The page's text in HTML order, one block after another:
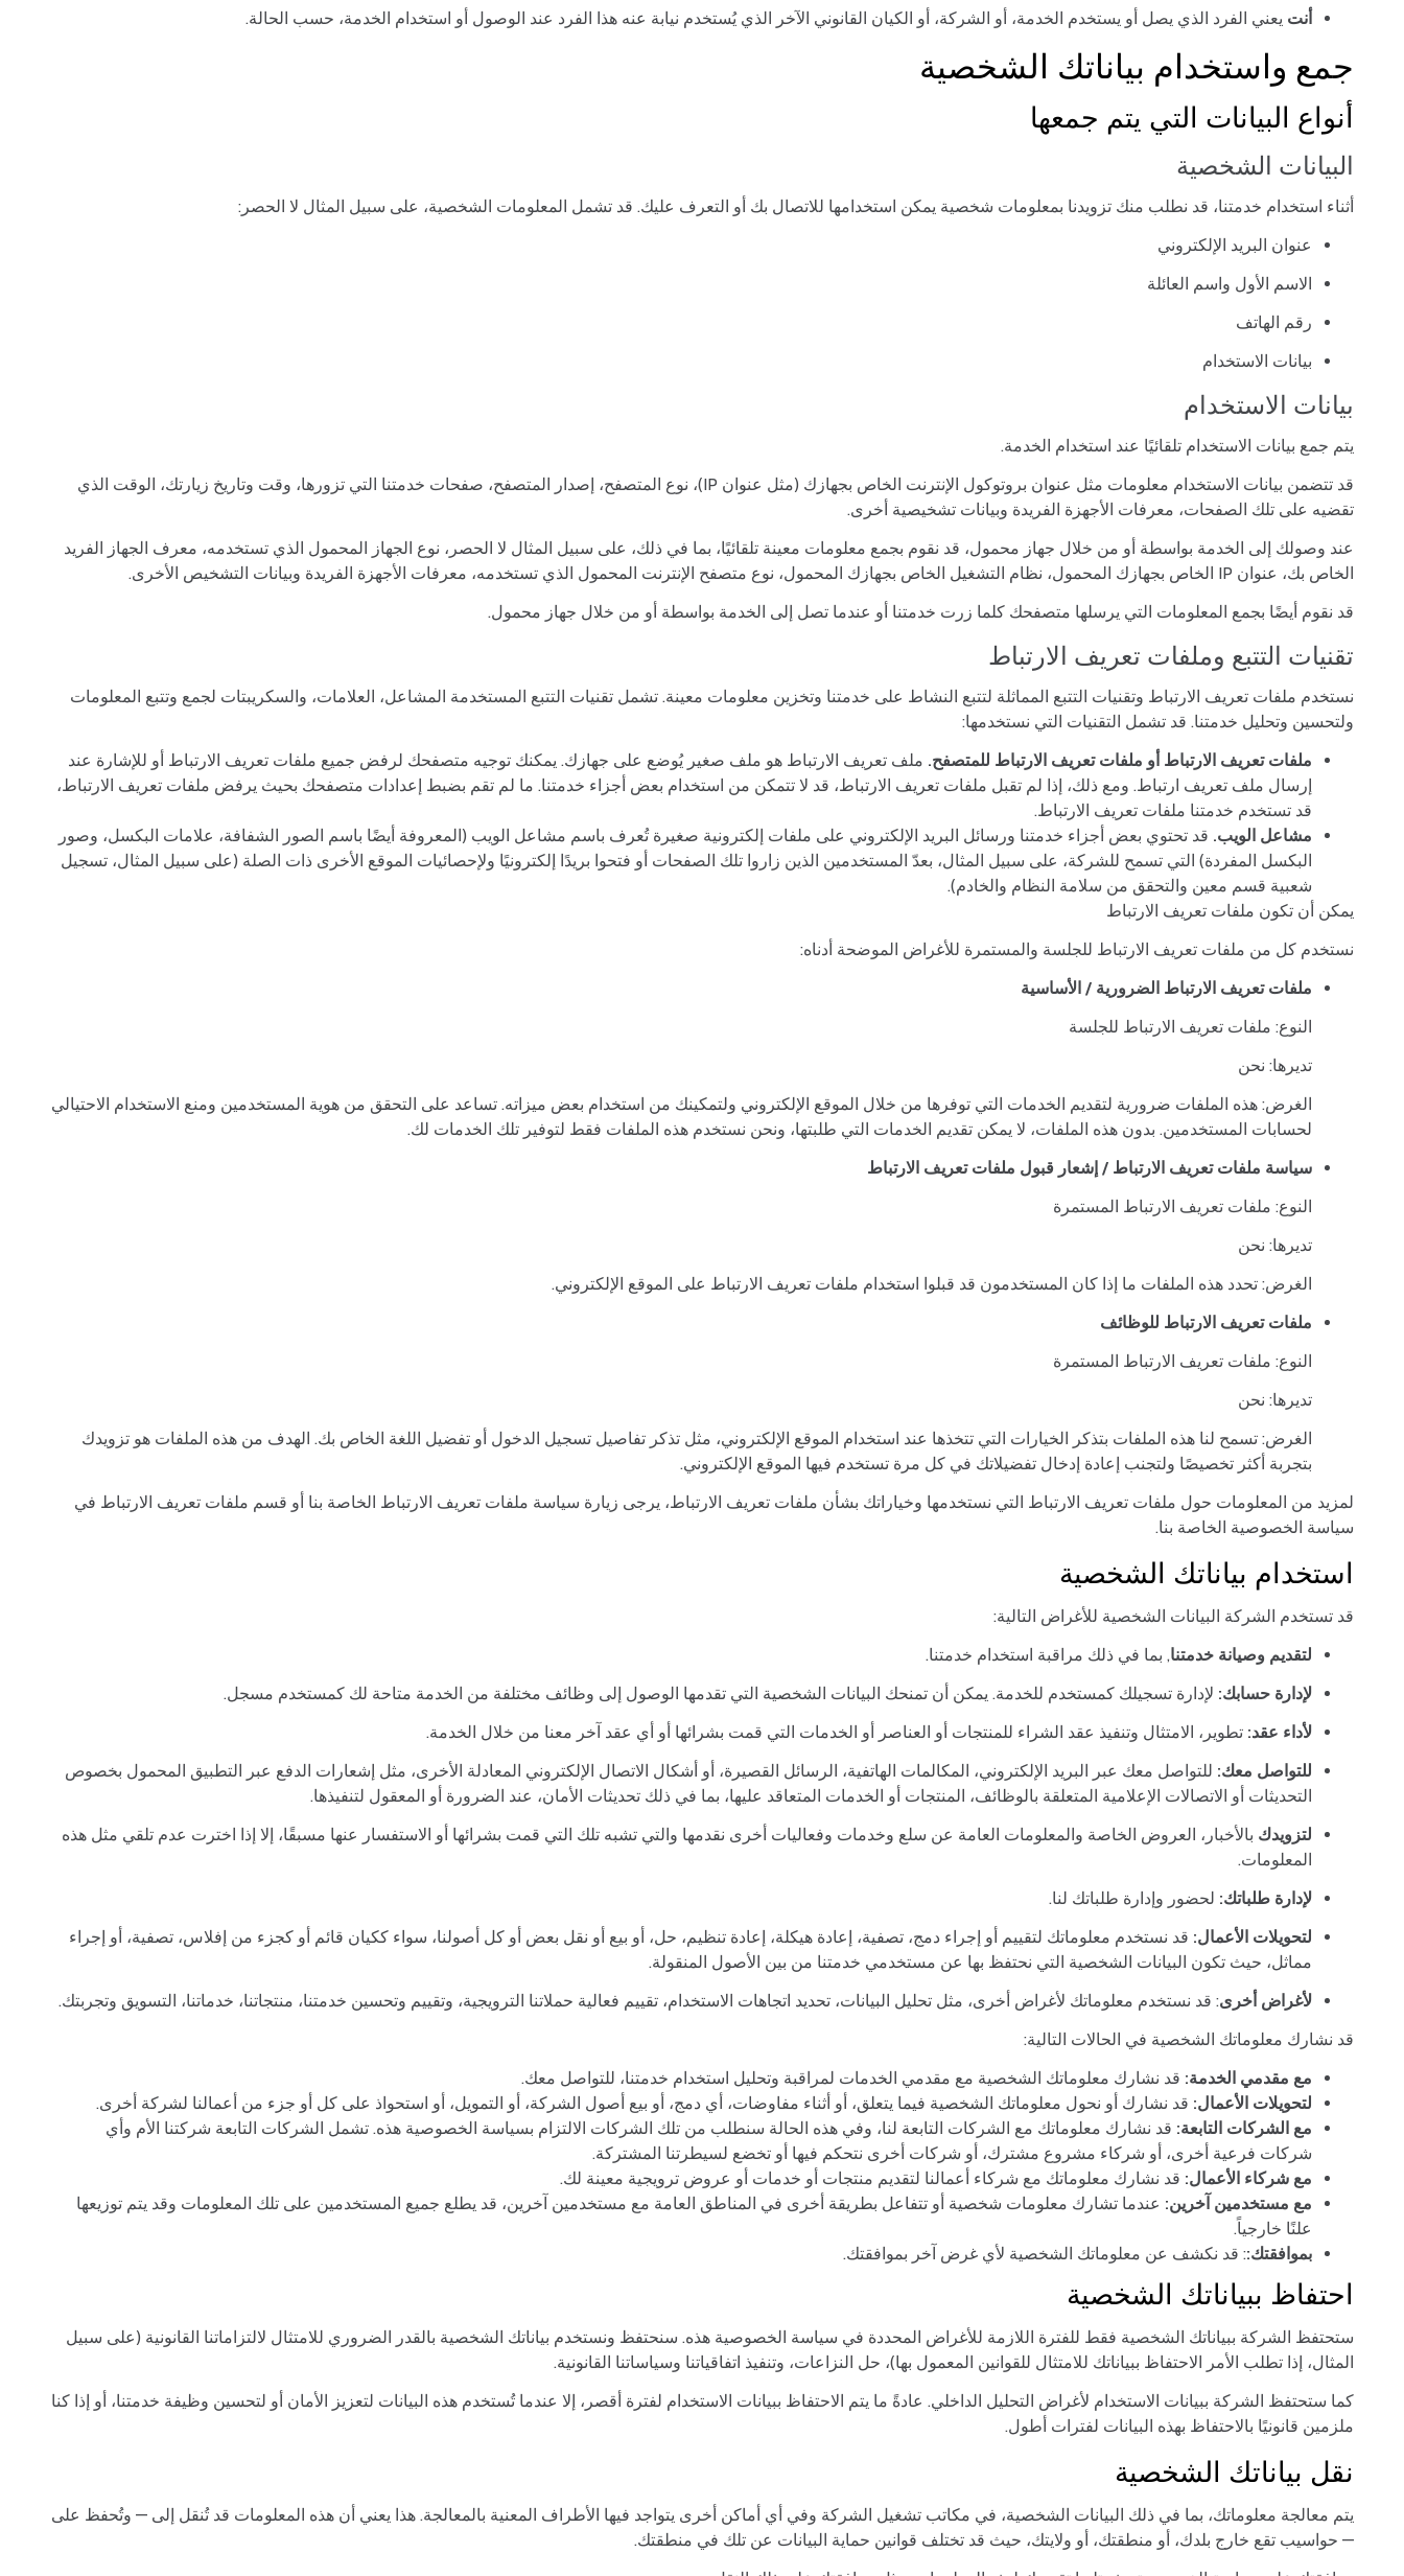
أنت يعني الفرد الذي يصل أو يستخدم الخدمة، أو الشركة، أو الكيان القانوني الآخر الذي يُستخدم نيابة عنه هذا الفرد عند الوصول أو استخدام الخدمة، حسب الحالة.
جمع واستخدام بياناتك الشخصية
أنواع البيانات التي يتم جمعها
البيانات الشخصية
أثناء استخدام خدمتنا، قد نطلب منك تزويدنا بمعلومات شخصية يمكن استخدامها للاتصال بك أو التعرف عليك. قد تشمل المعلومات الشخصية، على سبيل المثال لا الحصر:
عنوان البريد الإلكتروني
الاسم الأول واسم العائلة
رقم الهاتف
بيانات الاستخدام
بيانات الاستخدام
يتم جمع بيانات الاستخدام تلقائيًا عند استخدام الخدمة.
قد تتضمن بيانات الاستخدام معلومات مثل عنوان بروتوكول الإنترنت الخاص بجهازك (مثل عنوان IP)، نوع المتصفح، إصدار المتصفح، صفحات خدمتنا التي تزورها، وقت وتاريخ زيارتك، الوقت الذي
تقضيه على تلك الصفحات، معرفات الأجهزة الفريدة وبيانات تشخيصية أخرى.
عند وصولك إلى الخدمة بواسطة أو من خلال جهاز محمول، قد نقوم بجمع معلومات معينة تلقائيًا، بما في ذلك، على سبيل المثال لا الحصر، نوع الجهاز المحمول الذي تستخدمه، معرف الجهاز الفريد
الخاص بك، عنوان IP الخاص بجهازك المحمول، نظام التشغيل الخاص بجهازك المحمول، نوع متصفح الإنترنت المحمول الذي تستخدمه، معرفات الأجهزة الفريدة وبيانات التشخيص الأخرى.
قد نقوم أيضًا بجمع المعلومات التي يرسلها متصفحك كلما زرت خدمتنا أو عندما تصل إلى الخدمة بواسطة أو من خلال جهاز محمول.
تقنيات التتبع وملفات تعريف الارتباط
نستخدم ملفات تعريف الارتباط وتقنيات التتبع المماثلة لتتبع النشاط على خدمتنا وتخزين معلومات معينة. تشمل تقنيات التتبع المستخدمة المشاعل، العلامات، والسكريبتات لجمع وتتبع المعلومات
ولتحسين وتحليل خدمتنا. قد تشمل التقنيات التي نستخدمها:
ملفات تعريف الارتباط أو ملفات تعريف الارتباط للمتصفح. ملف تعريف الارتباط هو ملف صغير يُوضع على جهازك. يمكنك توجيه متصفحك لرفض جميع ملفات تعريف الارتباط أو للإشارة عند
إرسال ملف تعريف ارتباط. ومع ذلك، إذا لم تقبل ملفات تعريف الارتباط، قد لا تتمكن من استخدام بعض أجزاء خدمتنا. ما لم تقم بضبط إعدادات متصفحك بحيث يرفض ملفات تعريف الارتباط،
قد تستخدم خدمتنا ملفات تعريف الارتباط.
مشاعل الويب. قد تحتوي بعض أجزاء خدمتنا ورسائل البريد الإلكتروني على ملفات إلكترونية صغيرة تُعرف باسم مشاعل الويب (المعروفة أيضًا باسم الصور الشفافة، علامات البكسل، وصور
البكسل المفردة) التي تسمح للشركة، على سبيل المثال، بعدّ المستخدمين الذين زاروا تلك الصفحات أو فتحوا بريدًا إلكترونيًا ولإحصائيات الموقع الأخرى ذات الصلة (على سبيل المثال، تسجيل
شعبية قسم معين والتحقق من سلامة النظام والخادم).
يمكن أن تكون ملفات تعريف الارتباط
نستخدم كل من ملفات تعريف الارتباط للجلسة والمستمرة للأغراض الموضحة أدناه:
ملفات تعريف الارتباط الضرورية / الأساسية
النوع: ملفات تعريف الارتباط للجلسة
تديرها: نحن
الغرض: هذه الملفات ضرورية لتقديم الخدمات التي توفرها من خلال الموقع الإلكتروني ولتمكينك من استخدام بعض ميزاته. تساعد على التحقق من هوية المستخدمين ومنع الاستخدام الاحتيالي
لحسابات المستخدمين. بدون هذه الملفات، لا يمكن تقديم الخدمات التي طلبتها، ونحن نستخدم هذه الملفات فقط لتوفير تلك الخدمات لك.
سياسة ملفات تعريف الارتباط / إشعار قبول ملفات تعريف الارتباط
النوع: ملفات تعريف الارتباط المستمرة
تديرها: نحن
الغرض: تحدد هذه الملفات ما إذا كان المستخدمون قد قبلوا استخدام ملفات تعريف الارتباط على الموقع الإلكتروني.
ملفات تعريف الارتباط للوظائف
النوع: ملفات تعريف الارتباط المستمرة
تديرها: نحن
الغرض: تسمح لنا هذه الملفات بتذكر الخيارات التي تتخذها عند استخدام الموقع الإلكتروني، مثل تذكر تفاصيل تسجيل الدخول أو تفضيل اللغة الخاص بك. الهدف من هذه الملفات هو تزويدك
بتجربة أكثر تخصيصًا ولتجنب إعادة إدخال تفضيلاتك في كل مرة تستخدم فيها الموقع الإلكتروني.
لمزيد من المعلومات حول ملفات تعريف الارتباط التي نستخدمها وخياراتك بشأن ملفات تعريف الارتباط، يرجى زيارة سياسة ملفات تعريف الارتباط الخاصة بنا أو قسم ملفات تعريف الارتباط في
سياسة الخصوصية الخاصة بنا.
استخدام بياناتك الشخصية
قد تستخدم الشركة البيانات الشخصية للأغراض التالية:
لتقديم وصيانة خدمتنا, بما في ذلك مراقبة استخدام خدمتنا.
لإدارة حسابك: لإدارة تسجيلك كمستخدم للخدمة. يمكن أن تمنحك البيانات الشخصية التي تقدمها الوصول إلى وظائف مختلفة من الخدمة متاحة لك كمستخدم مسجل.
لأداء عقد: تطوير، الامتثال وتنفيذ عقد الشراء للمنتجات أو العناصر أو الخدمات التي قمت بشرائها أو أي عقد آخر معنا من خلال الخدمة.
للتواصل معك: للتواصل معك عبر البريد الإلكتروني، المكالمات الهاتفية، الرسائل القصيرة، أو أشكال الاتصال الإلكتروني المعادلة الأخرى، مثل إشعارات الدفع عبر التطبيق المحمول بخصوص
التحديثات أو الاتصالات الإعلامية المتعلقة بالوظائف، المنتجات أو الخدمات المتعاقد عليها، بما في ذلك تحديثات الأمان، عند الضرورة أو المعقول لتنفيذها.
لتزويدك بالأخبار، العروض الخاصة والمعلومات العامة عن سلع وخدمات وفعاليات أخرى نقدمها والتي تشبه تلك التي قمت بشرائها أو الاستفسار عنها مسبقًا، إلا إذا اخترت عدم تلقي مثل هذه
المعلومات.
لإدارة طلباتك: لحضور وإدارة طلباتك لنا.
لتحويلات الأعمال: قد نستخدم معلوماتك لتقييم أو إجراء دمج، تصفية، إعادة هيكلة، إعادة تنظيم، حل، أو بيع أو نقل بعض أو كل أصولنا، سواء ككيان قائم أو كجزء من إفلاس، تصفية، أو إجراء
مماثل، حيث تكون البيانات الشخصية التي نحتفظ بها عن مستخدمي خدمتنا من بين الأصول المنقولة.
لأغراض أخرى: قد نستخدم معلوماتك لأغراض أخرى، مثل تحليل البيانات، تحديد اتجاهات الاستخدام، تقييم فعالية حملاتنا الترويجية، وتقييم وتحسين خدمتنا، منتجاتنا، خدماتنا، التسويق وتجربتك.
قد نشارك معلوماتك الشخصية في الحالات التالية:
مع مقدمي الخدمة: قد نشارك معلوماتك الشخصية مع مقدمي الخدمات لمراقبة وتحليل استخدام خدمتنا، للتواصل معك.
لتحويلات الأعمال: قد نشارك أو نحول معلوماتك الشخصية فيما يتعلق، أو أثناء مفاوضات، أي دمج، أو بيع أصول الشركة، أو التمويل، أو استحواذ على كل أو جزء من أعمالنا لشركة أخرى.
مع الشركات التابعة: قد نشارك معلوماتك مع الشركات التابعة لنا، وفي هذه الحالة سنطلب من تلك الشركات الالتزام بسياسة الخصوصية هذه. تشمل الشركات التابعة شركتنا الأم وأي
شركات فرعية أخرى، أو شركاء مشروع مشترك، أو شركات أخرى نتحكم فيها أو تخضع لسيطرتنا المشتركة.
مع شركاء الأعمال: قد نشارك معلوماتك مع شركاء أعمالنا لتقديم منتجات أو خدمات أو عروض ترويجية معينة لك.
مع مستخدمين آخرين: عندما تشارك معلومات شخصية أو تتفاعل بطريقة أخرى في المناطق العامة مع مستخدمين آخرين، قد يطلع جميع المستخدمين على تلك المعلومات وقد يتم توزيعها
علنًا خارجياً.
بموافقتك:: قد نكشف عن معلوماتك الشخصية لأي غرض آخر بموافقتك.
احتفاظ ببياناتك الشخصية
ستحتفظ الشركة ببياناتك الشخصية فقط للفترة اللازمة للأغراض المحددة في سياسة الخصوصية هذه. سنحتفظ ونستخدم بياناتك الشخصية بالقدر الضروري للامتثال لالتزاماتنا القانونية (على سبيل
المثال، إذا تطلب الأمر الاحتفاظ ببياناتك للامتثال للقوانين المعمول بها)، حل النزاعات، وتنفيذ اتفاقياتنا وسياساتنا القانونية.
كما ستحتفظ الشركة ببيانات الاستخدام لأغراض التحليل الداخلي. عادةً ما يتم الاحتفاظ ببيانات الاستخدام لفترة أقصر، إلا عندما تُستخدم هذه البيانات لتعزيز الأمان أو لتحسين وظيفة خدمتنا، أو إذا كنا
ملزمين قانونيًا بالاحتفاظ بهذه البيانات لفترات أطول.
نقل بياناتك الشخصية
يتم معالجة معلوماتك، بما في ذلك البيانات الشخصية، في مكاتب تشغيل الشركة وفي أي أماكن أخرى يتواجد فيها الأطراف المعنية بالمعالجة. هذا يعني أن هذه المعلومات قد تُنقل إلى — وتُحفظ على
— حواسيب تقع خارج بلدك، أو منطقتك، أو ولايتك، حيث قد تختلف قوانين حماية البيانات عن تلك في منطقتك.